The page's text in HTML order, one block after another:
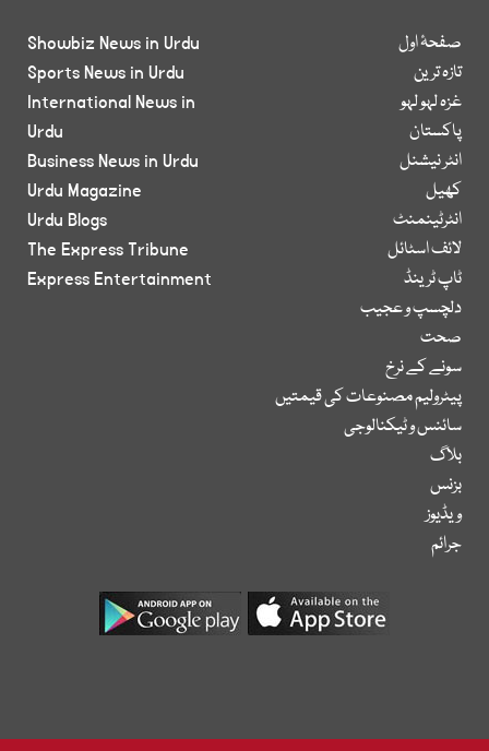
صفحۂ اول
تازہ ترین
غزہ لہو لہو
پاکستان
انٹر نیشنل
کھیل
انٹرٹینمنٹ
لائف اسٹائل
ٹاپ ٹرینڈ
دلچسپ و عجیب
صحت
سونے کے نرخ
پیٹرولیم مصنوعات کی قیمتیں
سائنس و ٹیکنالوجی
بلاگ
بزنس
ویڈیوز
جرائم
Showbiz News in Urdu
Sports News in Urdu
International News in
Urdu
Business News in Urdu
Urdu Magazine
Urdu Blogs
The Express Tribune
Express Entertainment